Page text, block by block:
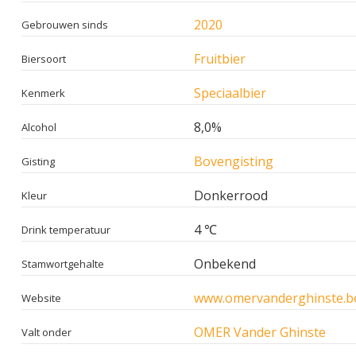
Gebrouwen sinds 2020
Biersoort Fruitbier
Kenmerk Speciaalbier
Alcohol 8,0%
Gisting Bovengisting
Kleur Donkerrood
Drink temperatuur 4 ℃
Stamwortgehalte Onbekend
Website
Valt onder OMER Vander Ghinste